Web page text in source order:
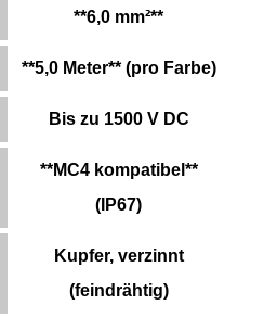
**6,0 mm²**
**5,0 Meter** (pro Farbe)
Bis zu 1500 V DC
**MC4 kompatibel**
(IP67)
Kupfer, verzinnt
(feindrähtig)